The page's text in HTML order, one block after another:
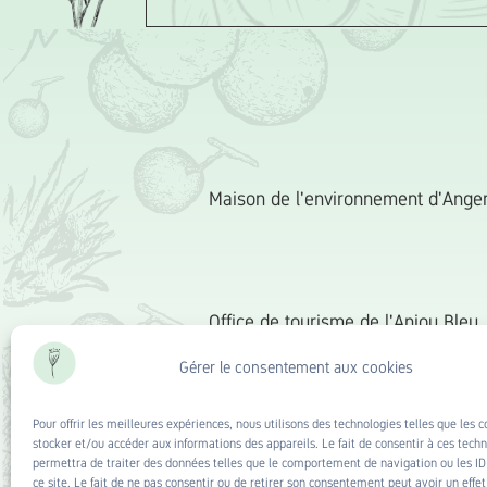
Gérer le consentement aux cookies
Pour offrir les meilleures expériences, nous utilisons des technologies telles que les
stocker et/ou accéder aux informations des appareils. Le fait de consentir à ces
permettra de traiter des données telles que le comportement de navigation ou les
ce site. Le fait de ne pas consentir ou de retirer son consentement peut avoir un
Maison de l'environnement
Office de tourisme de l'Anjou Bleu
Epicerie bio et vrac P'tits Poids